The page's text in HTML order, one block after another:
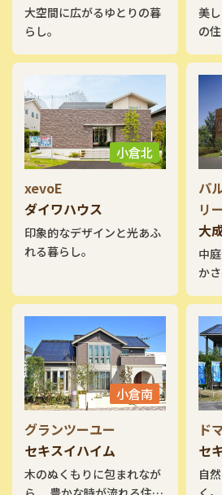
大空間に広がるゆとりの暮
らし。
美
の住
小倉北
xevoE
ダイワハウス
印象的なデザインと光あふ
れる暮らし。
パ
リー
大
中
か
小倉南
グランツーユー
セキスイハイム
木のぬくもりに包まれなが
ド
セ
自